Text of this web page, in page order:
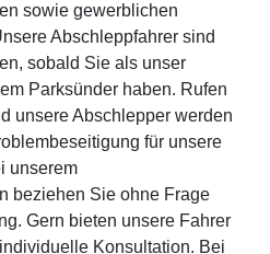
sowie gewerblichen
Abschleppfahrer sind
sobald Sie als unser
Parksünder haben. Rufen
unsere Abschlepper werden
für unsere
unserem
beziehen Sie ohne Frage
Gern bieten unsere Fahrer
Konsultation. Bei